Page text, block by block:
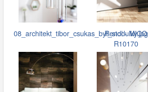
08_architekt_tibor_csukas_byt_stodulky.jpg
Rendl - MICO
R10170